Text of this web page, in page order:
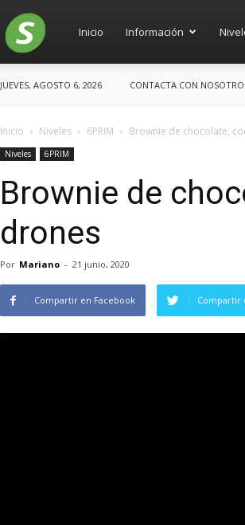
Salces
Inicio Información
JUEVES, AGOSTO 6, 2026 CONTACTA CON
Inicio Niveles 6PRIM Brownie de chocolate,
Niveles 6PRIM
Brownie de
drones
Por Mariano - 21 junio, 2020
Compartir en Facebook Compartir